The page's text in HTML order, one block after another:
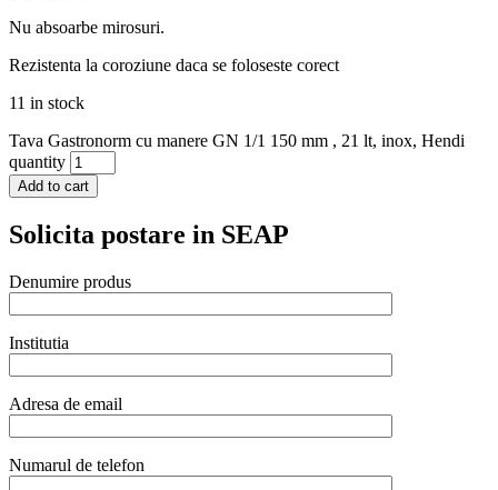
Nu absoarbe mirosuri.
Rezistenta la coroziune daca se foloseste corect
11 in stock
Tava Gastronorm cu manere GN 1/1 150 mm , 21 lt, inox, Hendi
quantity
Add to cart
Solicita postare in SEAP
Denumire produs
Institutia
Adresa de email
Numarul de telefon